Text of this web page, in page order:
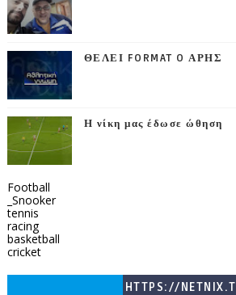
ΘΕΛΕΙ FORMAT O ΑΡΗΣ
Η νίκη μας έδωσε ώθηση
Football
_Snooker
tennis
racing
basketball
cricket
HTTPS://NETNIX.T